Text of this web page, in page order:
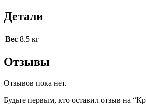
Детали
Вес 8.5 кг
Отзывы
Отзывов пока нет.
Будьте первым, кто оставил отзыв на